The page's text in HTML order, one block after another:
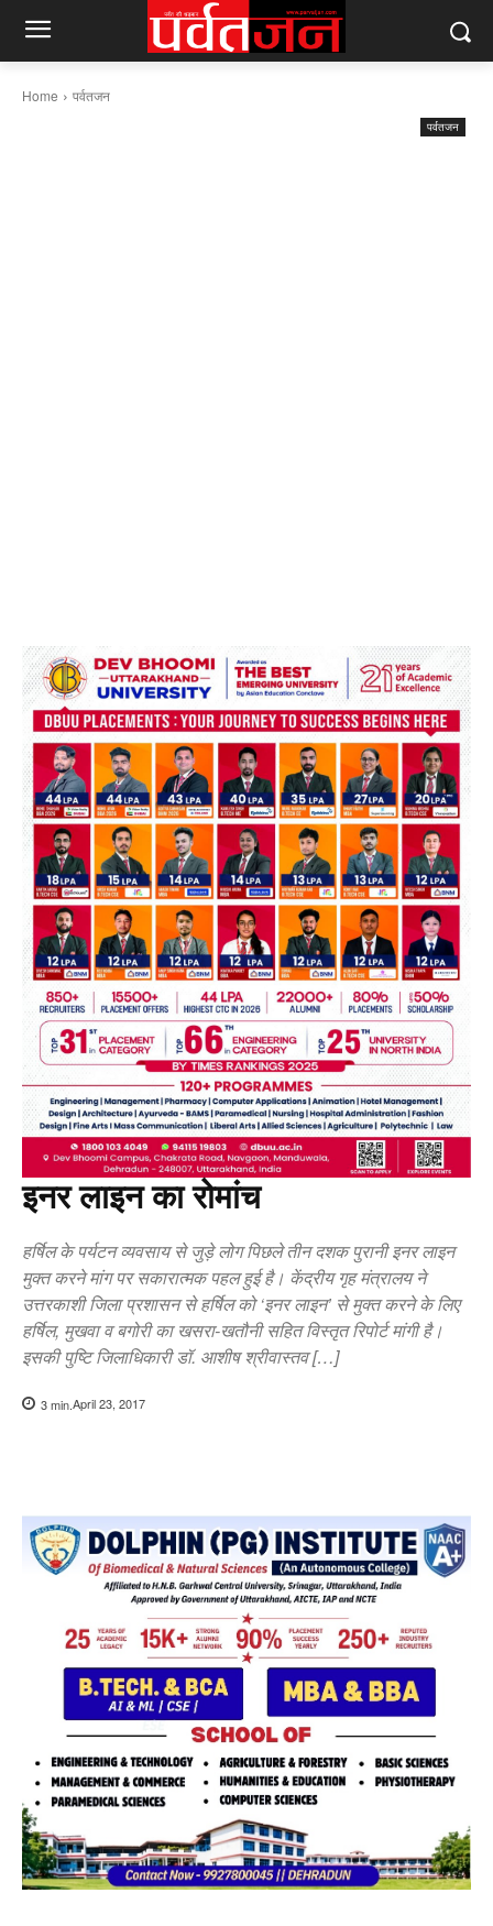
Home पर्वतजन
पर्वतजन
इनर लाइन का रोमांच
हर्षिल के पर्यटन व्यवसाय से जुड़े लोग पिछले तीन दशक पुरानी इनर लाइन
मुक्त करने मांग पर सकारात्मक पहल हुई है। केंद्रीय गृह मंत्रालय ने
उत्तरकाशी जिला प्रशासन से हर्षिल को ‘इनर लाइन’ से मुक्त करने के लिए
हर्षिल, मुखवा व बगोरी का खसरा-खतौनी सहित विस्तृत रिपोर्ट मांगी है।
इसकी पुष्टि जिलाधिकारी डॉ. आशीष श्रीवास्तव […]
3min.April 23, 2017